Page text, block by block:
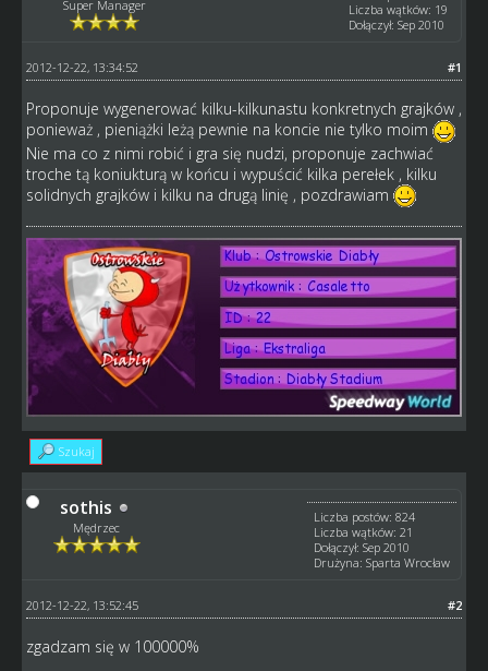
Super Manager
Liczba wątków: 19
Dołączył: Sep 2010
#1
2012-12-22, 13:34:52
Proponuje wygenerować kilku-kilkunastu konkretnych grajków ,
ponieważ , pieniążki leżą pewnie na koncie nie tylko moim
Nie ma co z nimi robić i gra się nudzi, proponuje zachwiać
troche tą koniukturą w końcu i wypuścić kilka perełek , kilku
solidnych grajków i kilku na drugą linię , pozdrawiam
Szukaj
sothis
Mędrzec
Liczba postów: 824
Liczba wątków: 21
Dołączył: Sep 2010
Drużyna: Sparta Wrocław
#2
2012-12-22, 13:52:45
zgadzam się w 100000%